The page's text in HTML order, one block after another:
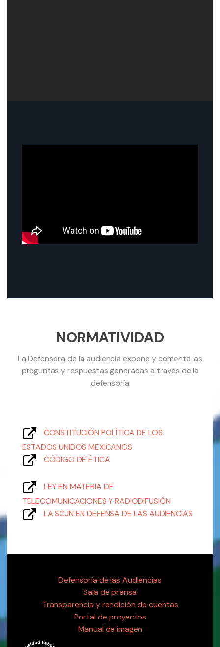
NORMATIVIDAD
La Defensora de la audiencia expone y comenta las
preguntas y respuestas generadas a través de la
defensoría
CONSTITUCIÓN POLÍTICA DE LOS
ESTADOS UNIDOS MEXICANOS
CÓDIGO DE ÉTICA
LEY EN MATERIA DE
TELECOMUNICACIONES Y RADIODIFUSIÓN
LA SCJN EN DEFENSA DE LAS AUDIENCIAS
Defensoría de las Audiencias
Sala de prensa
Transparencia y rendición de cuentas
Portal de proyectos
Manual de imagen